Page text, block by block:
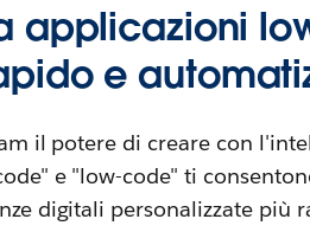
applicazioni
e
il potere di creare con
e "low-code" ti
digitali personalizzate più